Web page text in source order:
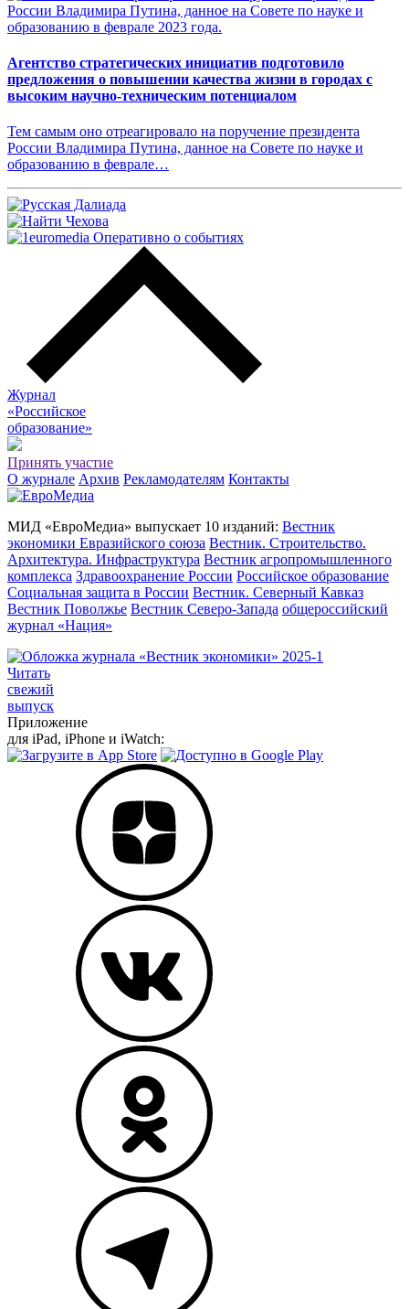
Агентство стратегических инициатив подготовило
предложения о повышении качества жизни в городах с
высоким научно-техническим потенциалом
Тем самым оно отреагировало на поручение президента
России Владимира Путина, данное на Совете по науке и
образованию в феврале…
Журнал
«Российское
образование»
Принять участие
О журнале Архив Рекламодателям Контакты
МИД «ЕвроМедиа» выпускает 10 изданий: Вестник
экономики Евразийского союза Вестник. Строительство.
Архитектура. Инфраструктура Вестник агропромышленного
комплекса Здравоохранение России Российское образование
Социальная защита в России Вестник. Северный Кавказ
Вестник Поволжье Вестник Северо-Запада общероссийский
журнал «Нация»
Читать
свежий
выпуск
Приложение
для iPad, iPhone и iWatch: